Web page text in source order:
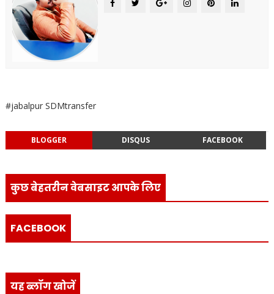
#jabalpur SDMtransfer
BLOGGER DISQUS FACEBOOK
कुछ बेहतरीन वेबसाइट आपके लिए
FACEBOOK
यह ब्लॉग खोजें